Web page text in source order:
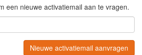
een nieuwe activatiemail aan te vragen.
Nieuwe activatiemail aanvragen